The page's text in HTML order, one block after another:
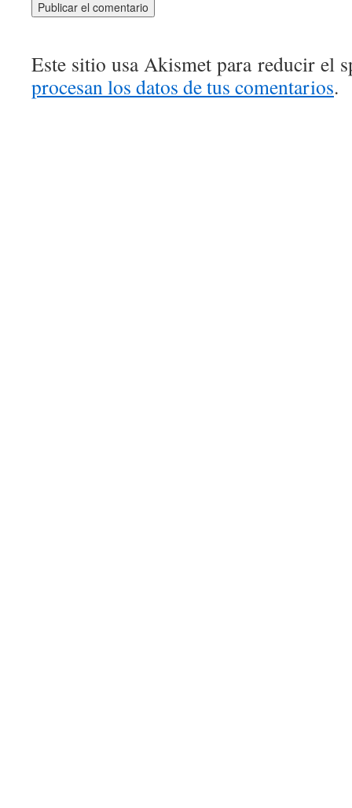
Este sitio usa Akismet para reducir el
procesan los datos de tus comentarios.